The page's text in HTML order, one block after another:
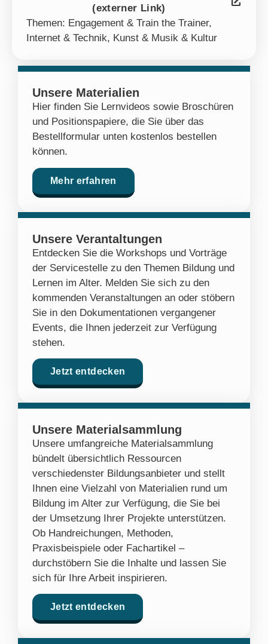
(externer Link)
Themen: Engagement & Train the Trainer,
Internet & Technik, Kunst & Musik & Kultur
Unsere Materialien
Hier finden Sie Lernvideos sowie Broschüren
und Positionspapiere, die Sie über das
Bestellformular unten kostenlos bestellen
können.
Mehr erfahren
Unsere Verantaltungen
Entdecken Sie die Workshops und Vorträge
der Servicestelle zu den Themen Bildung und
Lernen im Alter. Melden Sie sich zu den
kommenden Veranstaltungen an oder stöbern
Sie in den Dokumentationen vergangener
Events, die Ihnen jederzeit zur Verfügung
stehen.
Jetzt entdecken
Unsere Materialsammlung
Unsere umfangreiche Materialsammlung
bündelt übersichtlich Ressourcen
verschiedenster Bildungsanbieter und stellt
Ihnen eine Vielzahl von Materialien rund um
Bildung im Alter zur Verfügung, die Sie bei
der Umsetzung Ihrer Projekte unterstützen.
Ob Handreichungen, Methoden,
Praxisbeispiele oder Fachartikel –
durchstöbern Sie die Inhalte und lassen Sie
sich für Ihre Arbeit inspirieren.
Jetzt entdecken